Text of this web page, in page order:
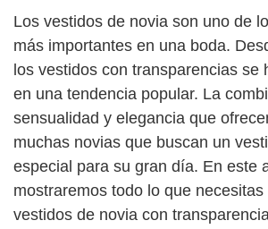
Los vestidos de novia son uno de
más importantes en una boda.
los vestidos con transparencias se
en una tendencia popular. La
sensualidad y elegancia que
muchas novias que buscan un
especial para su gran día. En este
mostraremos todo lo que
vestidos de novia con